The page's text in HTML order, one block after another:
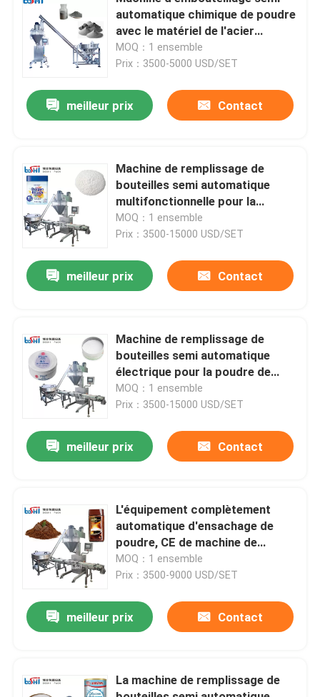
Domicile
À propos de nous
Visite de l'usine
Contrôle de qualité
Nous contacter
Demander un devis
Machine d'emballage de poudre
Machine à emballer de granulés
automatique chimique de poudre
avec le matériel de l'acier
inoxydable 304
MOQ：1 ensemble
Prix：3500-5000 USD/SET
meilleur prix Contact
Machine de remplissage de
bouteilles semi automatique
multifonctionnelle pour la
poudre de blanchisserie de
poudre à laver
MOQ：1 ensemble
Prix：3500-15000 USD/SET
meilleur prix Contact
Machine de remplissage de
bouteilles semi automatique
électrique pour la poudre de
maquillage de poudre de bébé
MOQ：1 ensemble
Prix：3500-15000 USD/SET
meilleur prix Contact
L'équipement complètement
automatique d'ensachage de
poudre, CE de machine de
suffisance de bouteille de
poudre de cacao a certifié
MOQ：1 ensemble
Prix：3500-9000 USD/SET
meilleur prix Contact
La machine de remplissage de